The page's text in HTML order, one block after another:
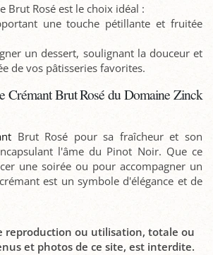
Brut Rosé est le choix idéal :
une touche pétillante et fruitée
un dessert, soulignant la douceur et
de vos pâtisseries favorites.
Crémant Brut Rosé du Domaine Zinck
Brut Rosé pour sa fraîcheur et son
l'âme du Pinot Noir. Que ce
une soirée ou pour accompagner un
est un symbole d'élégance et de
reproduction ou utilisation, totale ou
et photos de ce site, est interdite.